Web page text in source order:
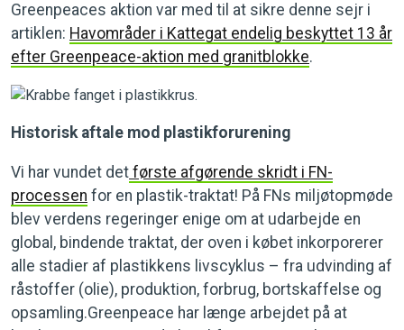
Greenpeaces aktion var med til at sikre denne sejr i
artiklen: Havområder i Kattegat endelig beskyttet 13 år
efter Greenpeace-aktion med granitblokke.
Historisk aftale mod plastikforurening
Vi har vundet det første afgørende skridt i FN-
processen for en plastik-traktat! På FNs miljøtopmøde
blev verdens regeringer enige om at udarbejde en
global, bindende traktat, der oven i købet inkorporerer
alle stadier af plastikkens livscyklus – fra udvinding af
råstoffer (olie), produktion, forbrug, bortskaffelse og
opsamling.Greenpeace har længe arbejdet på at